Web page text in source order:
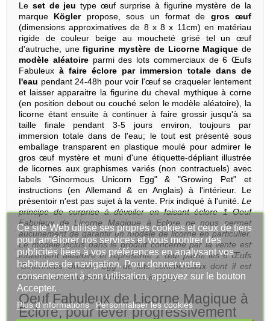
Le set de jeu type œuf surprise à figurine mystère de la
marque Köglerpropose, sous un format de gros œuf
(dimensions approximatives de 8 x 8 x 11cm) en matériau
rigide de couleur beige au moucheté grisé tel un œuf
d'autruche, unefigurine mystère de Licorne Magique de
modèle aléatoireparmi des lots commerciaux de 6 Œufs
Fabuleux à faire éclore par immersion totale dans de
l'eau pendant 24-48h pour voir l'œuf se craqueler lentement
et laisser apparaitre la figurine du cheval mythique à corne
(en position debout ou couché selon le modèle aléatoire), la
licorne étant ensuite à continuer à faire grossir jusqu'à sa
taille finale pendant 3-5 jours environ, toujours par
immersion totale dans de l'eau; le tout est présenté sous
emballage transparent en plastique moulé pour admirer le
gros œuf mystère et muni d'une étiquette-dépliant illustrée
de licornes aux graphismes variés (non contractuels) avec
labels "Ginormous Unicorn Egg" & "Growing Pet" et
instructions (en Allemand & en Anglais) à l'intérieur. Le
présentoir n'est pas sujet à la vente. Prix indiqué à l'unité. Le
principe de surprise à dévoiler en faisant éclore 1 Oeuf
Fabuleux de Licorne Magique à Eclore ne nous permet
aucunement de garantir un modèle de licorne en particulier.
Le modèle inclus dans le produit concerné par la vente est
totalement aléatoire et représente 1 œuf parmi les 6 Œufs
'Ginormous Unicorn Egg' de lots commerciaux dont il est
issu. Le contenu peut différer des images.
Oeuf Fabuleux de Licorne Magique à
Eclore, pour lever progressivement
Ce site Web utilise ses propres cookies et ceux de tiers
pour améliorer nos services et vous montrer des
publicités liées à vos préférences en analysant vos
habitudes de navigation. Pour donner votre
consentement à son utilisation, appuyez sur le bouton
Accepter.
Plus d'informations Personnaliser les cookies